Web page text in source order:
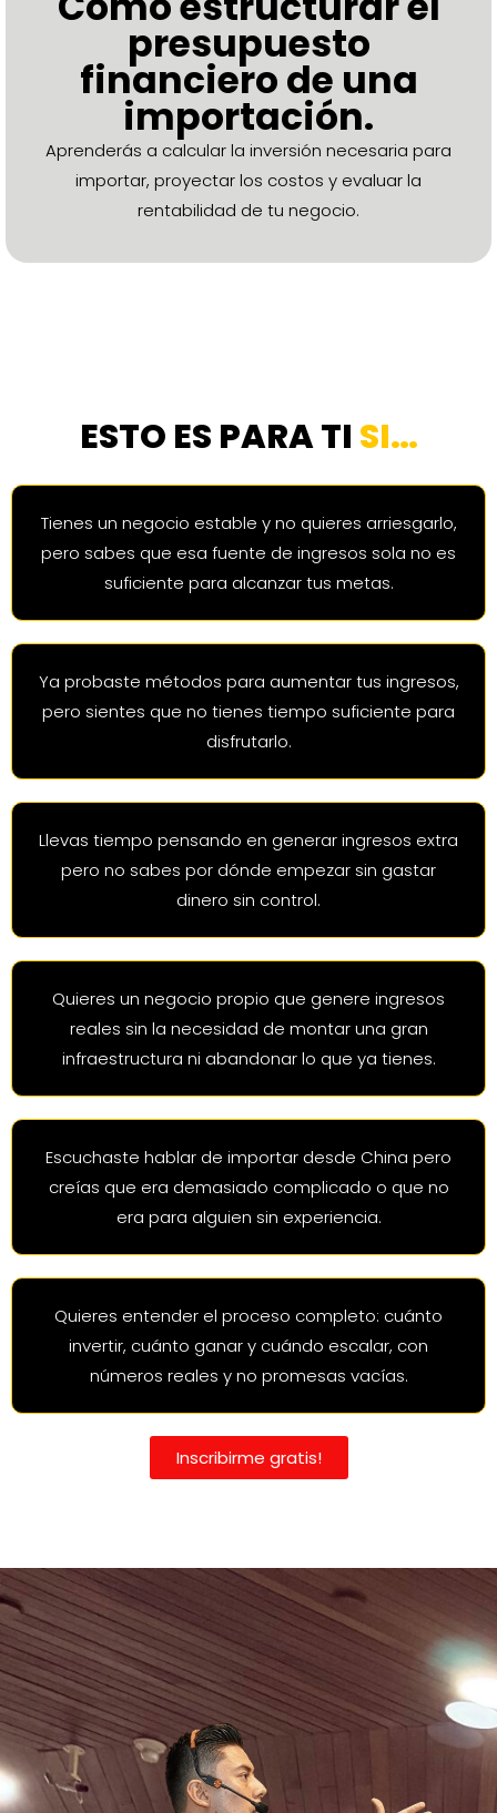
presupuesto
financiero de una
importación.
Aprenderás a calcular la inversión necesaria para
importar, proyectar los costos y evaluar la
rentabilidad de tu negocio.
ESTO ES PARA TI SI…
Tienes un negocio estable y no quieres arriesgarlo,
pero sabes que esa fuente de ingresos sola no es
suficiente para alcanzar tus metas.
Ya probaste métodos para aumentar tus ingresos,
pero sientes que no tienes tiempo suficiente para
disfrutarlo.
Llevas tiempo pensando en generar ingresos extra
pero no sabes por dónde empezar sin gastar
dinero sin control.
Quieres un negocio propio que genere ingresos
reales sin la necesidad de montar una gran
infraestructura ni abandonar lo que ya tienes.
Escuchaste hablar de importar desde China pero
creías que era demasiado complicado o que no
era para alguien sin experiencia.
Quieres entender el proceso completo: cuánto
invertir, cuánto ganar y cuándo escalar, con
números reales y no promesas vacías.
Inscribirme gratis!